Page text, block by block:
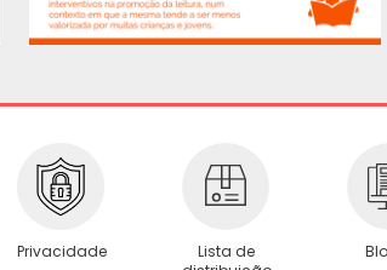
Privacidade
Lista de